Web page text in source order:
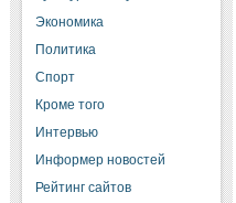
Экономика
Политика
Спорт
Кроме того
Интервью
Информер новостей
Рейтинг сайтов